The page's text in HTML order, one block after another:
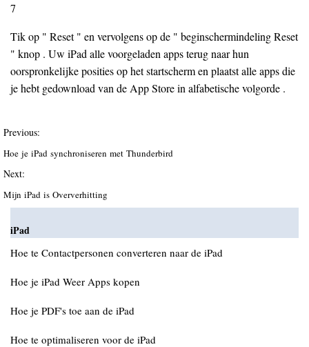
7
Tik op " Reset " en vervolgens op de " beginschermindeling Reset
" knop . Uw iPad alle voorgeladen apps terug naar hun
oorspronkelijke posities op het startscherm en plaatst alle apps die
je hebt gedownload van de App Store in alfabetische volgorde .
Previous:
Hoe je iPad synchroniseren met Thunderbird
Next:
Mijn iPad is Oververhitting
iPad
Hoe te Contactpersonen converteren naar de iPad
Hoe je iPad Weer Apps kopen
Hoe je PDF's toe aan de iPad
Hoe te optimaliseren voor de iPad